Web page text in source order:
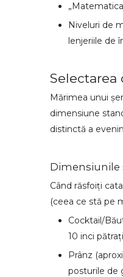
Niveluri de
lenjeriile de
Mărimea unui
dimensiune
distinctă a
Dimensiunile
Când răsfoiți
(ceea ce stă pe
Cocktail/
10 inci
Prânz
posturile de